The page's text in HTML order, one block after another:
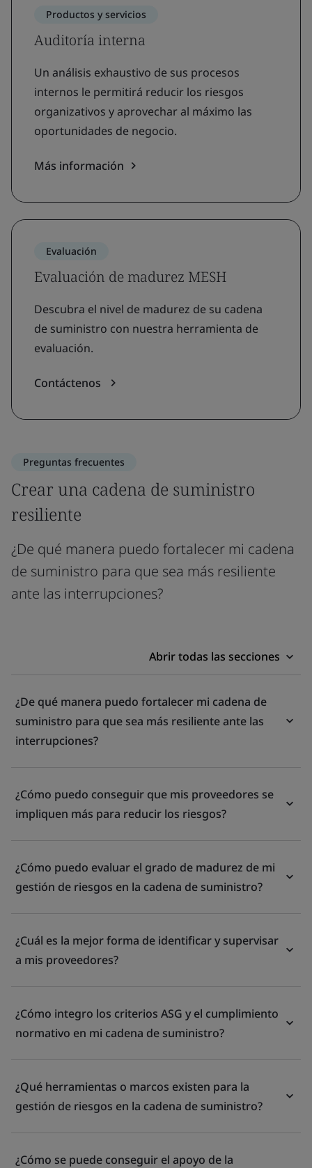
Productos y servicios
Auditoría interna
Un análisis exhaustivo de sus procesos
internos le permitirá reducir los riesgos
organizativos y aprovechar al máximo las
oportunidades de negocio.
Más información
Evaluación
Evaluación de madurez MESH
Descubra el nivel de madurez de su cadena
de suministro con nuestra herramienta de
evaluación.
Contáctenos
Preguntas frecuentes
Crear una cadena de suministro
resiliente
¿De qué manera puedo fortalecer mi cadena
de suministro para que sea más resiliente
ante las interrupciones?
Abrir todas las secciones
¿De qué manera puedo fortalecer mi cadena de
suministro para que sea más resiliente ante las
interrupciones?
¿Cómo puedo conseguir que mis proveedores se
impliquen más para reducir los riesgos?
¿Cómo puedo evaluar el grado de madurez de mi
gestión de riesgos en la cadena de suministro?
¿Cuál es la mejor forma de identificar y supervisar
a mis proveedores?
¿Cómo integro los criterios ASG y el cumplimiento
normativo en mi cadena de suministro?
¿Qué herramientas o marcos existen para la
gestión de riesgos en la cadena de suministro?
¿Cómo se puede conseguir el apoyo de la